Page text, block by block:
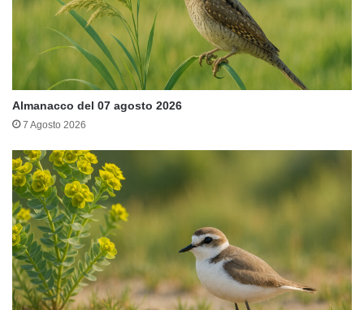
Almanacco del 07 agosto 2026
7 Agosto 2026